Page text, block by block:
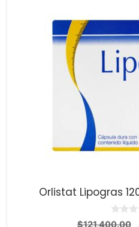
Orlistat Lipogras
0
$121,400.00